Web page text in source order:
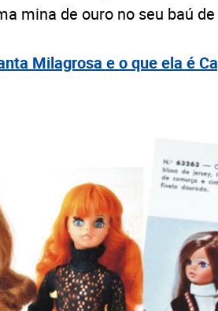
mina de ouro no seu baú
Milagrosa e o que ela é